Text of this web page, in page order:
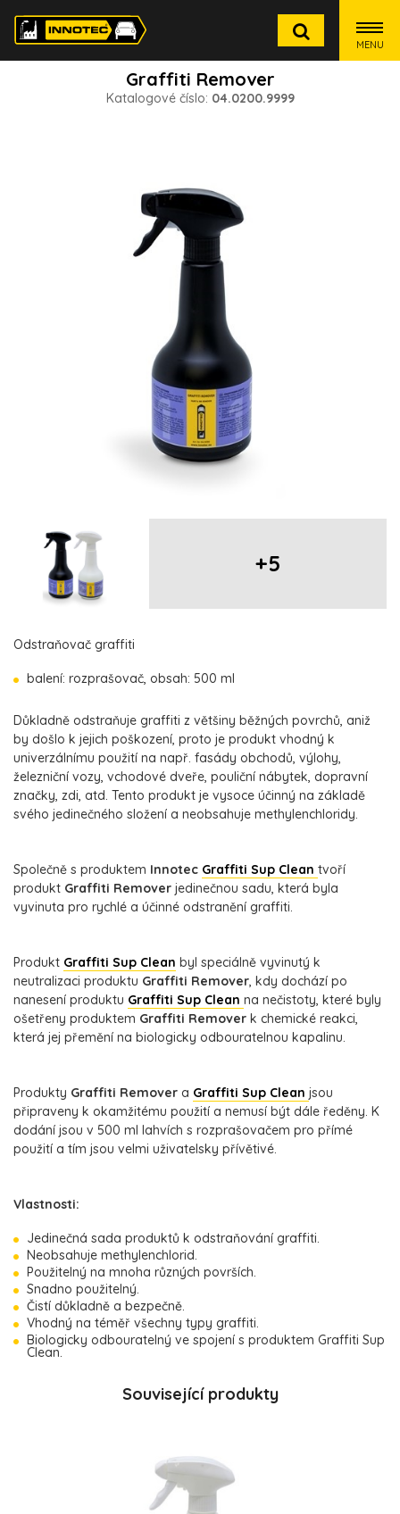
MENU
Graffiti Remover
Katalogové číslo: 04.0200.9999
+5
Odstraňovač graffiti
balení: rozprašovač, obsah: 500 ml
Důkladně odstraňuje graffiti z většiny běžných povrchů, aniž
by došlo k jejich poškození, proto je produkt vhodný k
univerzálnímu použití na např. fasády obchodů, výlohy,
železniční vozy, vchodové dveře, pouliční nábytek, dopravní
značky, zdi, atd. Tento produkt je vysoce účinný na základě
svého jedinečného složení a neobsahuje methylenchloridy.
Společně s produktem Innotec Graffiti Sup Clean tvoří
produkt Graffiti Remover jedinečnou sadu, která byla
vyvinuta pro rychlé a účinné odstranění graffiti.
Produkt Graffiti Sup Clean byl speciálně vyvinutý k
neutralizaci produktu Graffiti Remover, kdy dochází po
nanesení produktu Graffiti Sup Clean na nečistoty, které byly
ošetřeny produktem Graffiti Remover k chemické reakci,
která jej přemění na biologicky odbouratelnou kapalinu.
Produkty Graffiti Remover a Graffiti Sup Clean jsou
připraveny k okamžitému použití a nemusí být dále ředěny. K
dodání jsou v 500 ml lahvích s rozprašovačem pro přímé
použití a tím jsou velmi uživatelsky přívětivé.
Vlastnosti:
Jedinečná sada produktů k odstraňování graffiti.
Neobsahuje methylenchlorid.
Použitelný na mnoha různých površích.
Snadno použitelný.
Čistí důkladně a bezpečně.
Vhodný na téměř všechny typy graffiti.
Biologicky odbouratelný ve spojení s produktem Graffiti Sup
Clean.
Související produkty